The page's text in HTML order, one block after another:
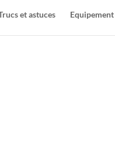
et astuces Equipement